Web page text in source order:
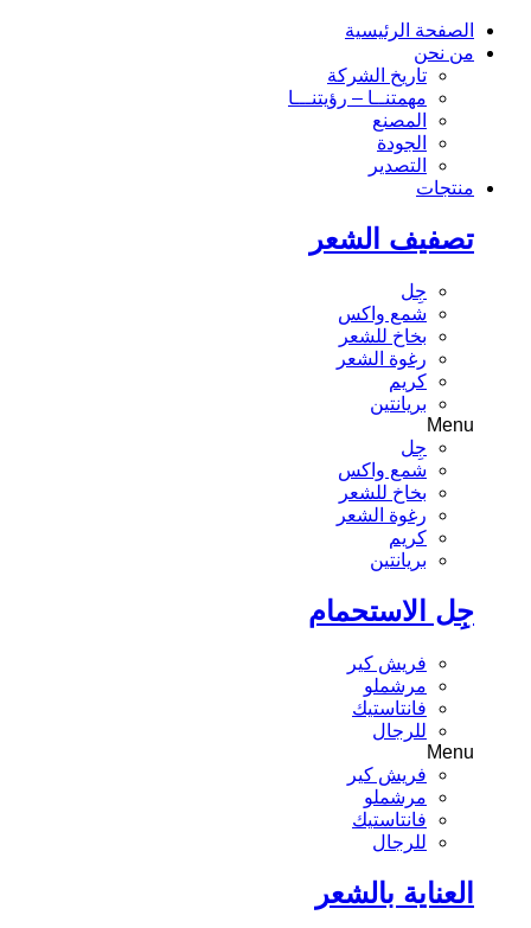
الصفحة الرئيسية
من نحن
تاريخ الشركة
مهمتنــا – رؤيتنـــا
المصنع
الجودة
التصدير
منتجات
تصفيف الشعر
جِل
شمع واكس
بخاخ للشعر
رغوة الشعر
كريم
بريانتين
Menu
جِل
شمع واكس
بخاخ للشعر
رغوة الشعر
كريم
بريانتين
جِل الاستحمام
فريش كير
مرشملو
فانتاستيك
للرجال
Menu
فريش كير
مرشملو
فانتاستيك
للرجال
العناية بالشعر